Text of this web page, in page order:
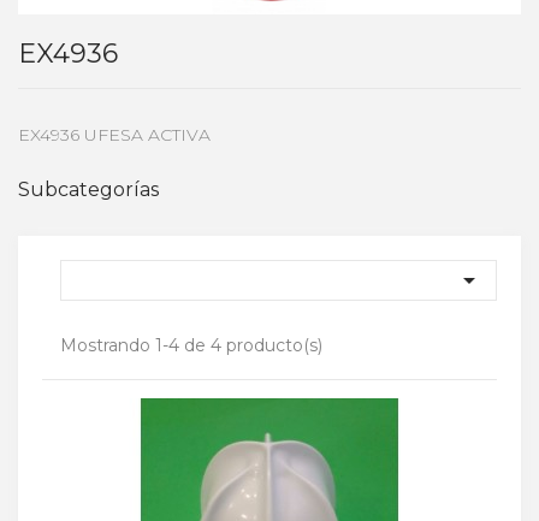
EX4936
EX4936 UFESA ACTIVA
Subcategorías

Mostrando 1-4 de 4 producto(s)